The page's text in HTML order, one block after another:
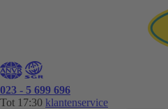
023 - 5 699 696
Tot 17:30 klantenservice